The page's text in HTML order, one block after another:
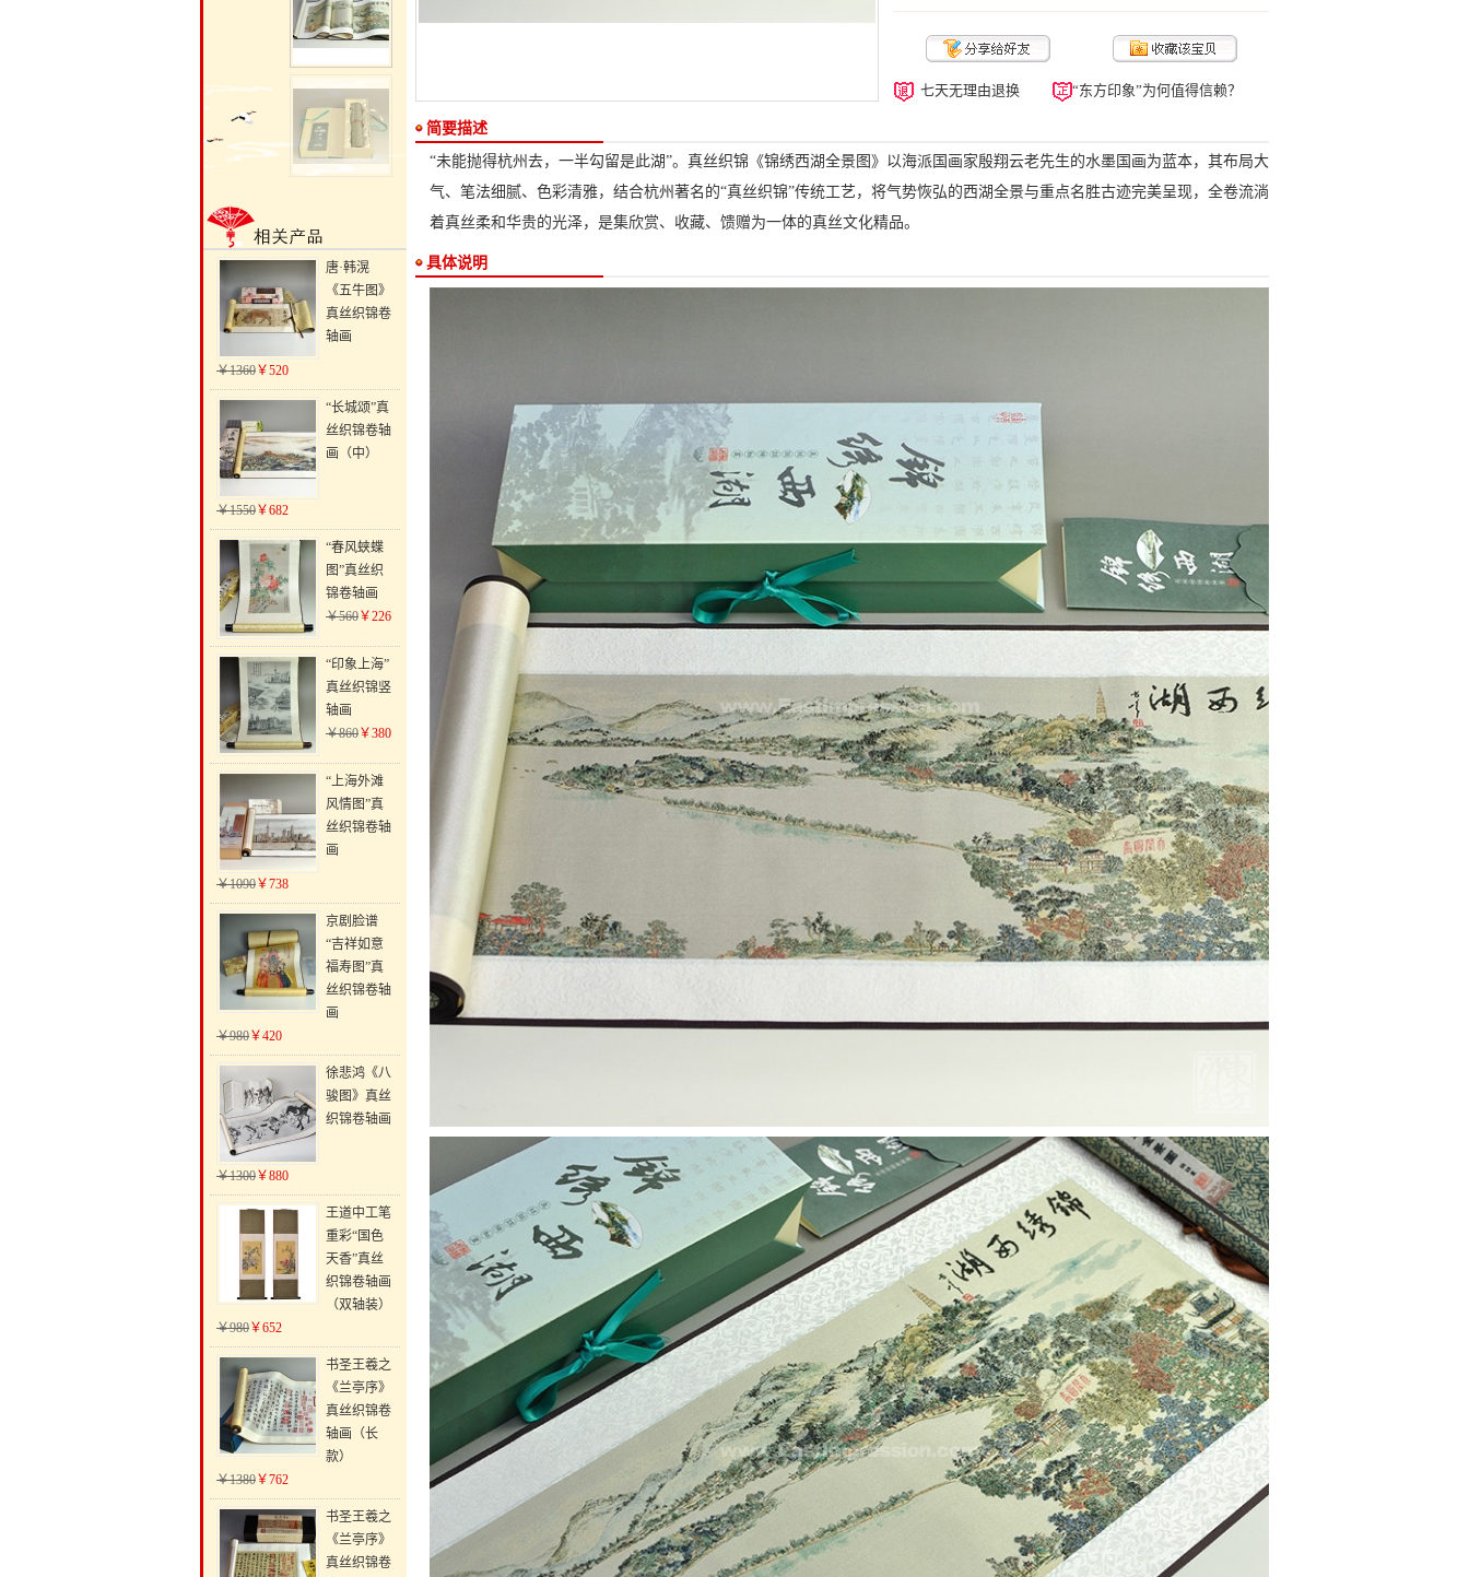
唐·韩滉
《五牛图》
真丝织锦卷
轴画
￥1360￥520
“长城颂”真
丝织锦卷轴
画（中）
￥1550￥682
“春风蛱蝶
图”真丝织
锦卷轴画
￥560￥226
“印象上海”
真丝织锦竖
轴画
￥860￥380
“上海外滩
风情图”真
丝织锦卷轴
画
￥1090￥738
京剧脸谱
“吉祥如意
福寿图”真
丝织锦卷轴
画
￥980￥420
徐悲鸿《八
骏图》真丝
织锦卷轴画
￥1300￥880
王道中工笔
重彩“国色
天香”真丝
织锦卷轴画
（双轴装）
￥980￥652
书圣王羲之
《兰亭序》
真丝织锦卷
轴画（长
款）
￥1380￥762
书圣王羲之
《兰亭序》
真丝织锦卷
七天无理由退换 “东方印象”为何值得信赖？
简要描述
“未能抛得杭州去，一半勾留是此湖”。真丝织锦《锦绣西湖全景图》以海派国画家殷翔云老先生的水墨国画为蓝本，其布局大
气、笔法细腻、色彩清雅，结合杭州著名的“真丝织锦”传统工艺，将气势恢弘的西湖全景与重点名胜古迹完美呈现，全卷流淌
着真丝柔和华贵的光泽，是集欣赏、收藏、馈赠为一体的真丝文化精品。
具体说明